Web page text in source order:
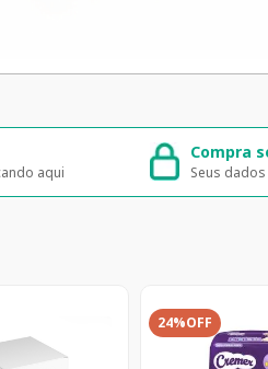
aqui
Compra
Seus
24%OFF